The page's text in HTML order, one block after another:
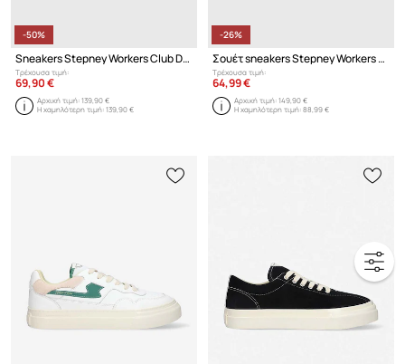
-50%
Sneakers Stepney Workers Club Dellow S-Strike Cup Suede
Τρέχουσα τιμή:
69,90 €
Αρχική τιμή:139,90 €
Η χαμηλότερη τιμή:139,90 €
-26%
Σουέτ sneakers Stepney Workers Club Dellow S-Strike Cup Raw Suede
Τρέχουσα τιμή:
64,99 €
Αρχική τιμή:149,90 €
Η χαμηλότερη τιμή:88,99 €